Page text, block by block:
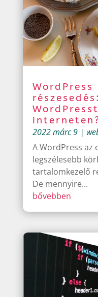
2022 márc 9|
A WordPress az
legszélesebb
tartalomkezelő
De mennyire...
bővebben